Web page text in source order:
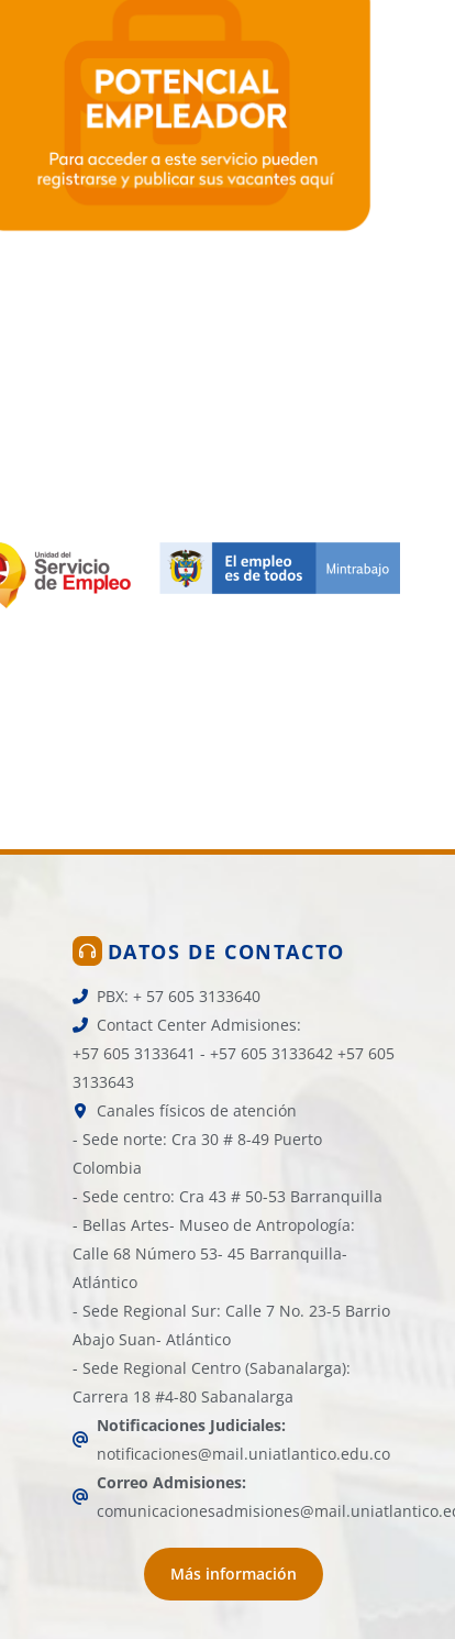
DATOS DE CONTACTO
PBX: + 57 605 3133640
Contact Center Admisiones:
+57 605 3133641 - +57 605 3133642 +57 605
3133643
Canales físicos de atención
- Sede norte: Cra 30 # 8-49 Puerto
Colombia
- Sede centro: Cra 43 # 50-53 Barranquilla
- Bellas Artes- Museo de Antropología:
Calle 68 Número 53- 45 Barranquilla-
Atlántico
- Sede Regional Sur: Calle 7 No. 23-5 Barrio
Abajo Suan- Atlántico
- Sede Regional Centro (Sabanalarga):
Carrera 18 #4-80 Sabanalarga
Notificaciones Judiciales:
notificaciones@mail.uniatlantico.edu.co
Correo Admisiones:
Más información